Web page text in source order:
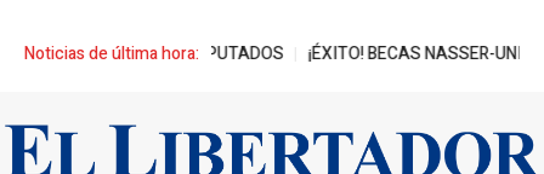
Noticias de última hora:
REPRESA A DIPUTADOS ¡ÉXITO! BECAS NASSER-UNITEC